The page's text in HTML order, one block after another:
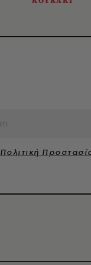
Πολιτική